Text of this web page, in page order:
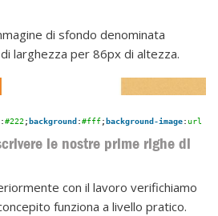
di sfondo denominata
larghezza per 86px di altezza.
:#222 ;background:#fff;background-image: url
le nostre prime righe di
con il lavoro verifichiamo
funziona a livello pratico.